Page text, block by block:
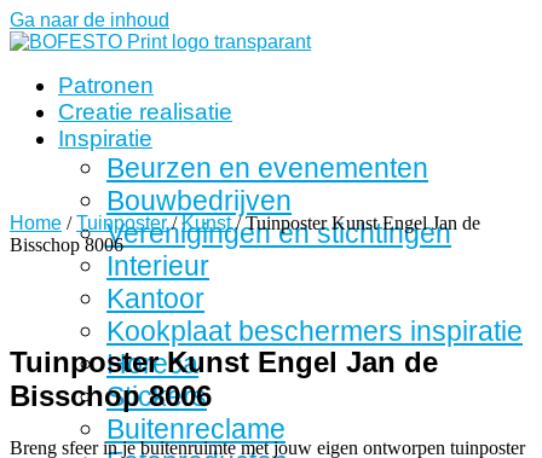
Ga naar de inhoud
Patronen
Creatie realisatie
Inspiratie
Beurzen en evenementen
Bouwbedrijven
Verenigingen en stichtingen
Interieur
Kantoor
Kookplaat beschermers inspiratie
Horeca
Stickers
Buitenreclame
Home /Tuinposter/Kunst/ Tuinposter Kunst Engel Jan de
Bisschop 8006
Tuinposter Kunst Engel Jan de
Bisschop 8006
Breng sfeer in je buitenruimte met jouw eigen ontworpen tuinposter